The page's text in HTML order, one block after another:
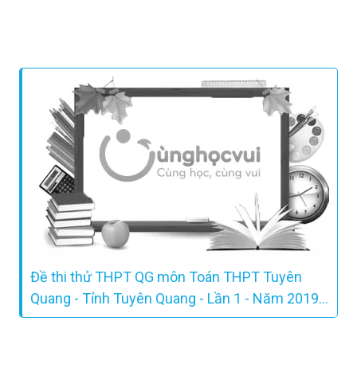
Đề thi thử THPT QG môn Toán THPT Tuyên
Quang - Tỉnh Tuyên Quang - Lần 1 - Năm 2019 -
Có lời giải chi tiết